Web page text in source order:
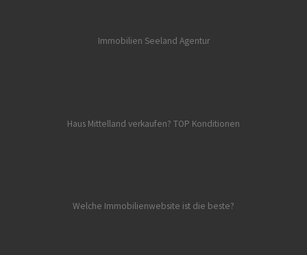
Immobilien Seeland Agentur
Haus Mittelland verkaufen? TOP Konditionen
Welche Immobilienwebsite ist die beste?